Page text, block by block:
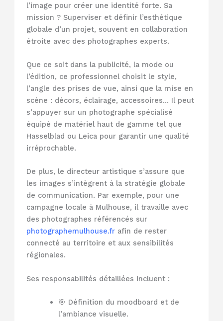
l’image pour créer une identité forte. Sa
mission ? Superviser et définir l’esthétique
globale d’un projet, souvent en collaboration
étroite avec des photographes experts.
Que ce soit dans la publicité, la mode ou
l’édition, ce professionnel choisit le style,
l’angle des prises de vue, ainsi que la mise en
scène : décors, éclairage, accessoires… Il peut
s’appuyer sur un photographe spécialisé
équipé de matériel haut de gamme tel que
Hasselblad ou Leica pour garantir une qualité
irréprochable.
De plus, le directeur artistique s’assure que
les images s’intègrent à la stratégie globale
de communication. Par exemple, pour une
campagne locale à Mulhouse, il travaille avec
des photographes référencés sur
photographemulhouse.fr afin de rester
connecté au territoire et aux sensibilités
régionales.
Ses responsabilités détaillées incluent :
🎯 Définition du moodboard et de
l’ambiance visuelle.